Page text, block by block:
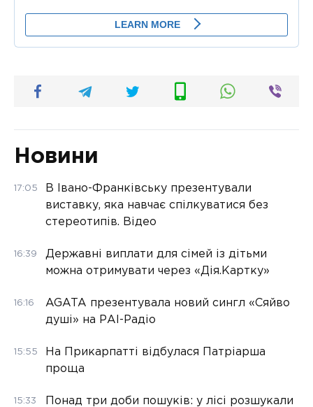
Новини
17:05
В Івано-Франківську презентували
виставку, яка навчає спілкуватися без
стереотипів. Відео
16:39
Державні виплати для сімей із дітьми
можна отримувати через «Дія.Картку»
16:16
AGATA презентувала новий сингл «Сяйво
душі» на РАІ-Радіо
15:55
На Прикарпатті відбулася Патріарша
проща
15:33
Понад три доби пошуків: у лісі розшукали